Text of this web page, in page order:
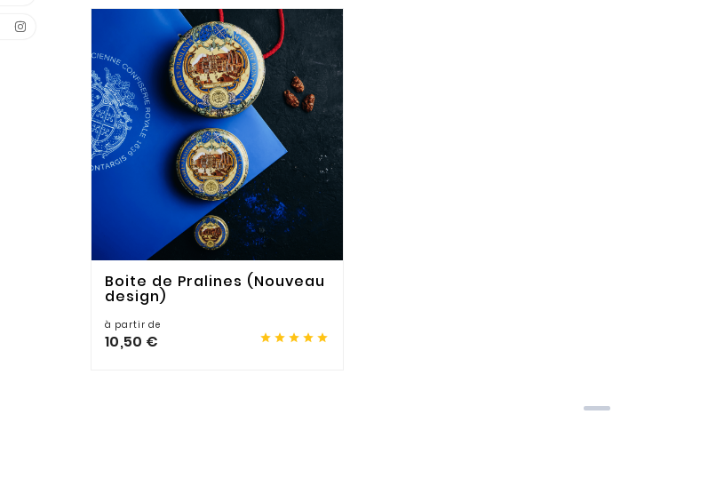
Boite de Pralines (Nouveau
design)
à partir de
10,50 €     